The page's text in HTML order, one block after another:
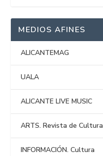
MEDIOS AFINES
ALICANTEMAG
UALA
ALICANTE LIVE MUSIC
ARTS. Revista de Cultura
INFORMACIÓN. Cultura